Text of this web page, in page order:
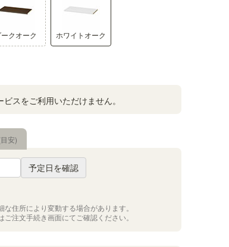
木口は木の凸凹まで再現した3Dエ
クオーク ホワイトオーク
スをご利用いただけません。
安)
予定日を確認
住所により変動する場合があります。
注文手続き画面にてご確認ください。